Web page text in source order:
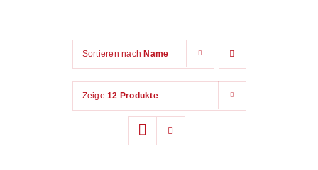
Kontakt
Sortieren nach Name
Zeige12 Produkte